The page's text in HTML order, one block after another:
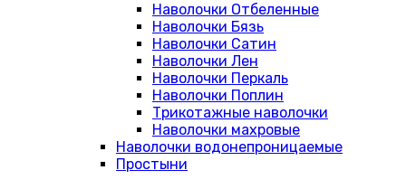
Наволочки Отбеленные
Наволочки Бязь
Наволочки Сатин
Наволочки Лен
Наволочки Перкаль
Наволочки Поплин
Трикотажные наволочки
Наволочки махровые
Наволочки водонепроницаемые
Простыни